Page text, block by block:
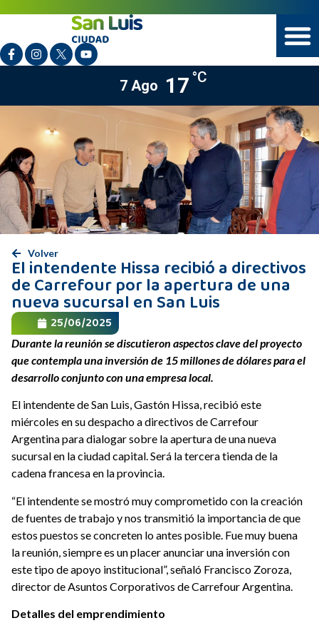
7 Ago 17 °C
Volver
El intendente Hissa recibió a directivos
de Carrefour por la apertura de una
nueva sucursal en San Luis
25/06/2025
Durante la reunión se discutieron aspectos clave del proyecto
que contempla una inversión de 15 millones de dólares para el
desarrollo conjunto con una empresa local.
El intendente de San Luis, Gastón Hissa, recibió este
miércoles en su despacho a directivos de Carrefour
Argentina para dialogar sobre la apertura de una nueva
sucursal en la ciudad capital. Será la tercera tienda de la
cadena francesa en la provincia.
“El intendente se mostró muy comprometido con la creación
de fuentes de trabajo y nos transmitió la importancia de que
estos puestos se concreten lo antes posible. Fue muy buena
la reunión, siempre es un placer anunciar una inversión con
este tipo de apoyo institucional”, señaló Francisco Zoroza,
director de Asuntos Corporativos de Carrefour Argentina.
Detalles del emprendimiento